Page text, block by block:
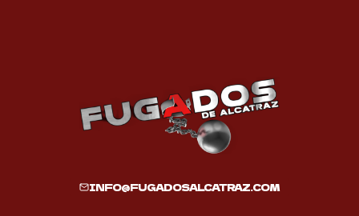
INFO@FUGADOSALCATRAZ.COM